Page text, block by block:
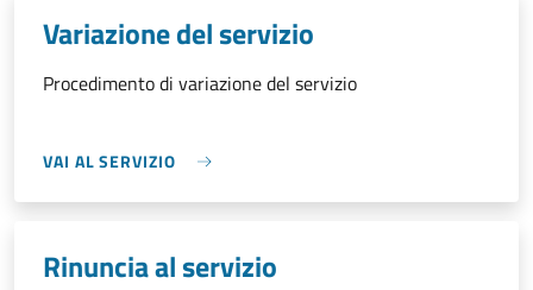
Variazione del servizio
Procedimento di variazione del servizio
VAI AL SERVIZIO
Rinuncia al servizio